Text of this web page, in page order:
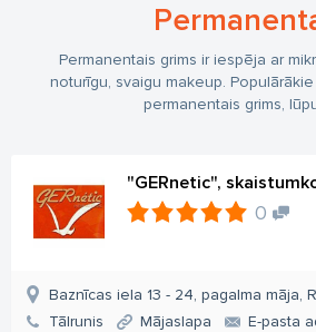
Permanentais grims ir iespēja ar
noturīgu, svaigu makeup.
permanentais grims,
"GERnetic",
0
Baznīcas iela 13 - 24, pagalma māja,
Tālrunis
Mājaslapa E-pasta